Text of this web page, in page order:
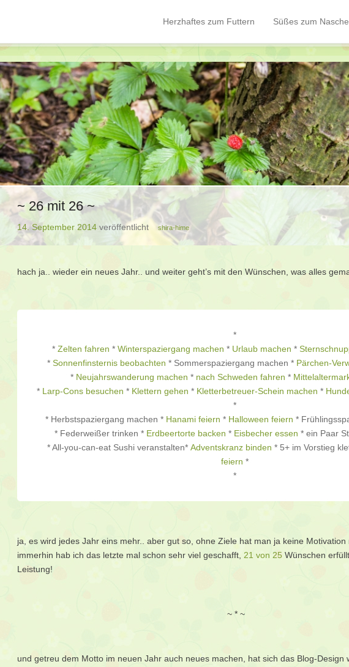
Hauptmenü
Springe zum Inhalt
Herzhaftes zum Futtern Süßes zum
~ 26 mit 26 ~
14. September 2014 veröffentlicht shira-hime
hach ja.. wieder ein neues Jahr.. und weiter geht’s mit den Wünschen, was alles
*
* Zelten fahren * Winterspaziergang machen * Urlaub machen *
* Sonnenfinsternis beobachten * Sommerspaziergang machen * Pärchen-
* Neujahrswanderung machen * nach Schweden fahren *
* Larp-Cons besuchen * Klettern gehen * Kletterbetreuer-Schein machen *
*
* Herbstspaziergang machen * Hanami feiern * Halloween feiern *
* Federweißer trinken * Erdbeertorte backen * Eisbecher essen * ein Paar
* All-you-can-eat Sushi veranstalten* Adventskranz binden * 5+ im Vorstieg
feiern *
*
ja, es wird jedes Jahr eins mehr.. aber gut so, ohne Ziele hat man ja keine Motivation
immerhin hab ich das letzte mal schon sehr viel geschafft, 21 von 25 Wünschen
Leistung!
~ * ~
und getreu dem Motto im neuen Jahr auch neues machen, hat sich das Blog-Design